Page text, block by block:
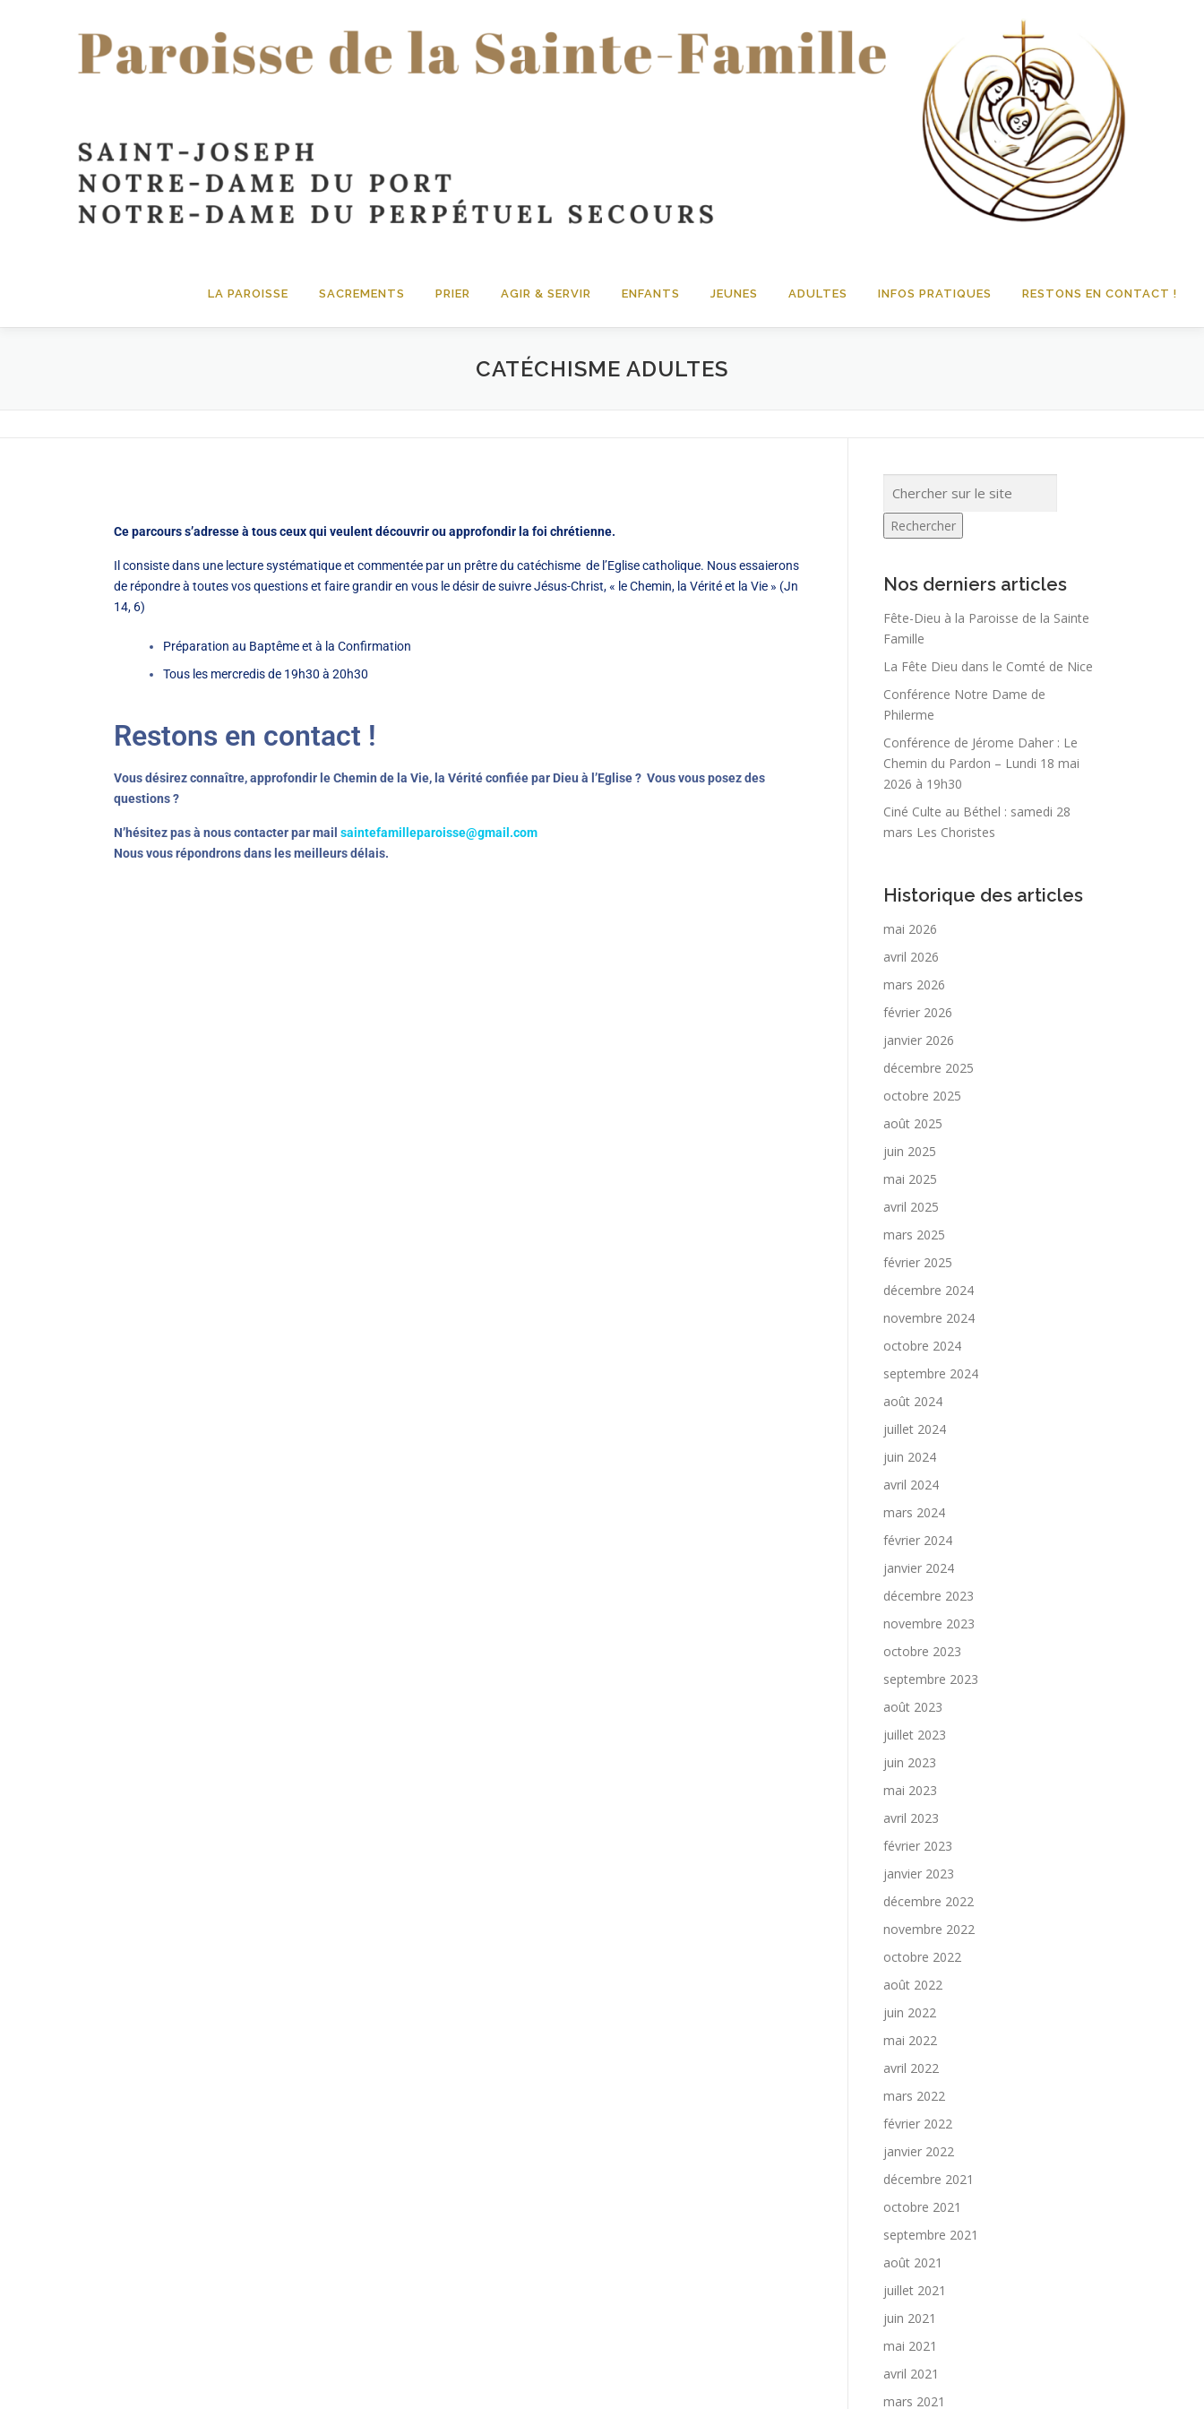
LA PAROISSE SACREMENTS PRIER AGIR & SERVIR ENFANTS JEUNES ADULTES INFOS PRATIQUES RESTONS EN CONTACT !
CATÉCHISME ADULTES
Ce parcours s’adresse à tous ceux qui veulent découvrir ou approfondir la foi chrétienne.
Il consiste dans une lecture systématique et commentée par un prêtre du catéchisme de l’Eglise catholique. Nous essaierons
de répondre à toutes vos questions et faire grandir en vous le désir de suivre Jésus-Christ, « le Chemin, la Vérité et la Vie » (Jn
14, 6)
Préparation au Baptême et à la Confirmation
Tous les mercredis de 19h30 à 20h30
Restons en contact !
Vous désirez connaître, approfondir le Chemin de la Vie, la Vérité confiée par Dieu à l’Eglise ? Vous vous posez des
questions ?
N’hésitez pas à nous contacter par mail saintefamilleparoisse@gmail.com
Nous vous répondrons dans les meilleurs délais.
Rechercher
Nos derniers articles
Fête-Dieu à la Paroisse de la Sainte
Famille
La Fête Dieu dans le Comté de Nice
Conférence Notre Dame de
Philerme
Conférence de Jérome Daher : Le
Chemin du Pardon – Lundi 18 mai
2026 à 19h30
Ciné Culte au Béthel : samedi 28
mars Les Choristes
Historique des articles
mai 2026
avril 2026
mars 2026
février 2026
janvier 2026
décembre 2025
octobre 2025
août 2025
juin 2025
mai 2025
avril 2025
mars 2025
février 2025
décembre 2024
novembre 2024
octobre 2024
septembre 2024
août 2024
juillet 2024
juin 2024
avril 2024
mars 2024
février 2024
janvier 2024
décembre 2023
novembre 2023
octobre 2023
septembre 2023
août 2023
juillet 2023
juin 2023
mai 2023
avril 2023
février 2023
janvier 2023
décembre 2022
novembre 2022
octobre 2022
août 2022
juin 2022
mai 2022
avril 2022
mars 2022
février 2022
janvier 2022
décembre 2021
octobre 2021
septembre 2021
août 2021
juillet 2021
juin 2021
mai 2021
avril 2021
mars 2021